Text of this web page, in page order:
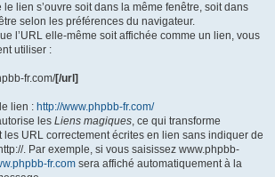
le lien s’ouvre soit dans la même fenêtre, soit dans
selon les préférences du navigateur.
l’URL elle-même soit affichée comme un lien, vous
utiliser :
fr.com/[/url]
lien : http://www.phpbb-fr.com/
les Liens magiques, ce qui transforme
les URL correctement écrites en lien sans indiquer de
. Par exemple, si vous saisissez www.phpbb-
fr.com sera affiché automatiquement à la